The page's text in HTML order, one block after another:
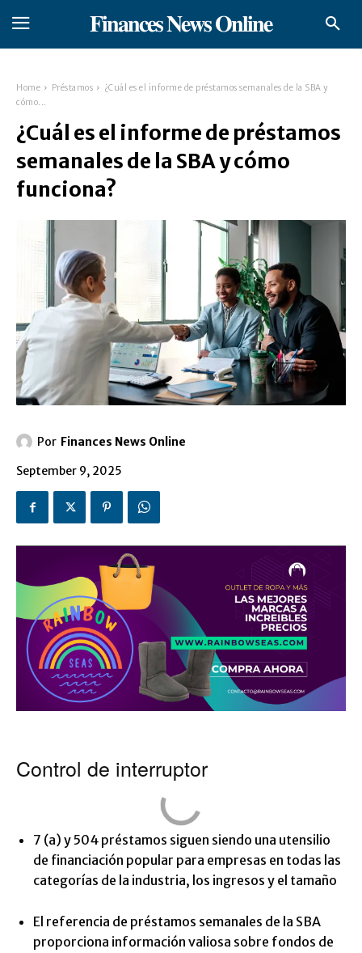
𝐅𝐢𝐧𝐚𝐧𝐜𝐞𝐬 𝐍𝐞𝐰𝐬 𝐎𝐧𝐥𝐢𝐧𝐞
Home Préstamos
¿Cuál es el informe de préstamos semanales de la SBA y
cómo...
¿Cuál es el informe de préstamos
semanales de la SBA y cómo
funciona?
Por Finances News Online
September 9, 2025
Control de interruptor
7 (a) y 504 préstamos siguen siendo una utensilio
de financiación popular para empresas en todas las
categorías de la industria, los ingresos y el tamaño
El referencia de préstamos semanales de la SBA
proporciona información valiosa sobre fondos de